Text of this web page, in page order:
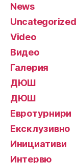
News
Uncategorized
Video
Видео
Галерия
ДЮШ
ДЮШ
Евротурнири
Ексклузивно
Инициативи
Интервю